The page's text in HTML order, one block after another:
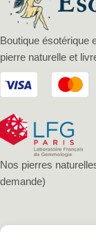
Boutique ésotérique
pierre naturelle et
Nos pierres
demande)